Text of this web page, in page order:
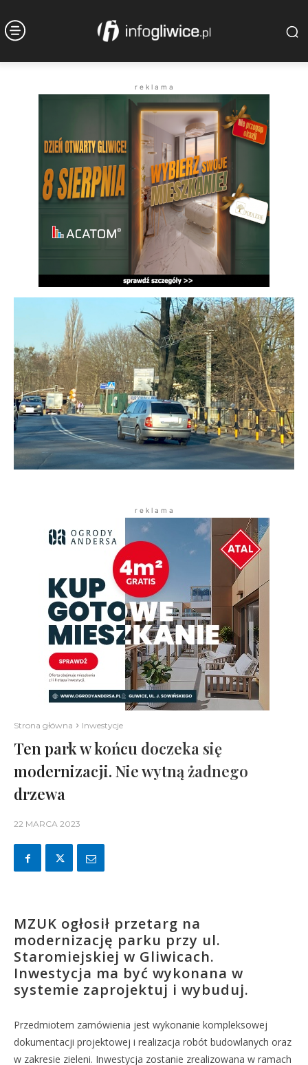
r e k l a m a
r e k l a m a
Strona główna Inwestycje
Ten park w końcu doczeka się
modernizacji. Nie wytną żadnego
drzewa
22 MARCA 2023
MZUK ogłosił przetarg na
modernizację parku przy ul.
Staromiejskiej w Gliwicach.
Inwestycja ma być wykonana w
systemie zaprojektuj i wybuduj.
Przedmiotem zamówienia jest wykonanie kompleksowej
dokumentacji projektowej i realizacja robót budowlanych oraz
w zakresie zieleni. Inwestycja zostanie zrealizowana w ramach